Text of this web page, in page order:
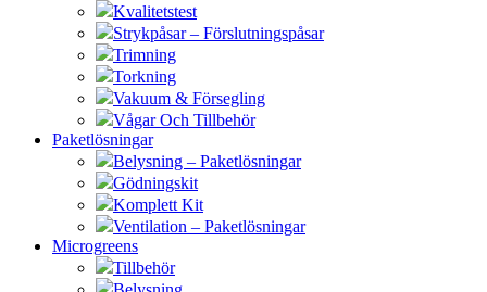
Kvalitetstest
Strykpåsar – Förslutningspåsar
Trimning
Torkning
Vakuum & Försegling
Vågar Och Tillbehör
Paketlösningar
Belysning – Paketlösningar
Gödningskit
Komplett Kit
Ventilation – Paketlösningar
Microgreens
Tillbehör